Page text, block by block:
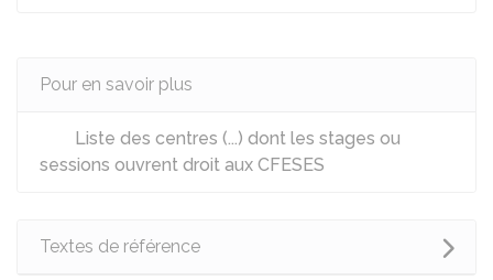
Pour en savoir plus
Liste des centres (...) dont les stages ou
sessions ouvrent droit aux CFESES
Textes de référence